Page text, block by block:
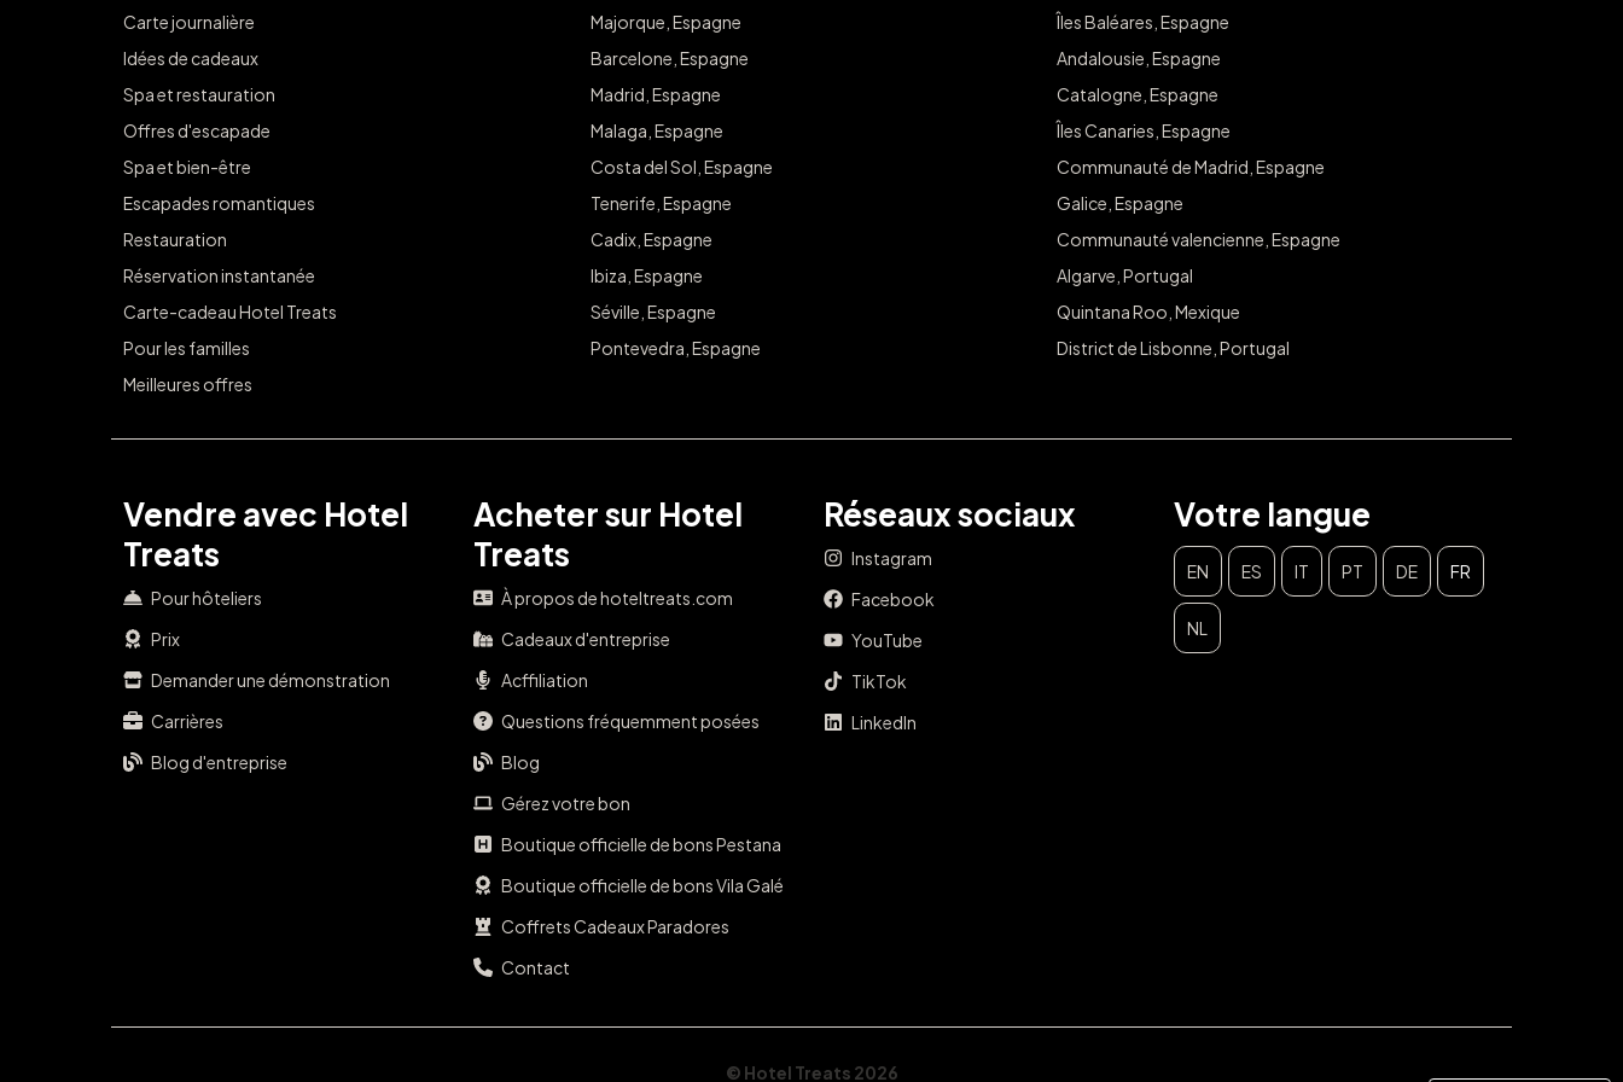
Carte journalière
Idées de cadeaux
Spa et restauration
Offres d'escapade
Spa et bien-être
Escapades romantiques
Restauration
Réservation instantanée
Carte-cadeau Hotel Treats
Pour les familles
Meilleures offres
Majorque, Espagne
Barcelone, Espagne
Madrid, Espagne
Malaga, Espagne
Costa del Sol, Espagne
Tenerife, Espagne
Cadix, Espagne
Ibiza, Espagne
Séville, Espagne
Pontevedra, Espagne
Îles Baléares, Espagne
Andalousie, Espagne
Catalogne, Espagne
Îles Canaries, Espagne
Communauté de Madrid, Espagne
Galice, Espagne
Communauté valencienne, Espagne
Algarve, Portugal
Quintana Roo, Mexique
District de Lisbonne, Portugal
Vendre avec Hotel
Treats
Pour hôteliers
Prix
Demander une démonstration
Carrières
Blog d'entreprise
Acheter sur Hotel
Treats
À propos de hoteltreats.com
Cadeaux d'entreprise
Acffiliation
Questions fréquemment posées
Blog
Gérez votre bon
Boutique officielle de bons Pestana
Boutique officielle de bons Vila Galé
Coffrets Cadeaux Paradores
Contact
Réseaux sociaux
Instagram
Facebook
YouTube
TikTok
LinkedIn
Votre langue
EN ES IT PT DE FR
NL
© Hotel Treats 2026
Inscrivez-vous pour obtenir un accès exclusif à des tirages au sort et des
Courriel :